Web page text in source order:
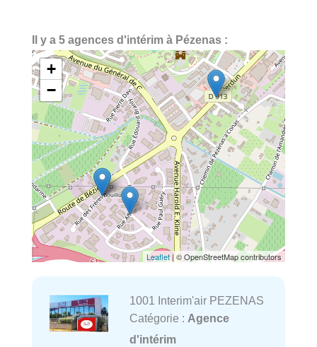
Il y a 5 agences d'intérim à Pézenas :
+
−
Leaflet| © OpenStreetMap contributors
1001 Interim'air PEZENAS
Catégorie : Agence
d'intérim